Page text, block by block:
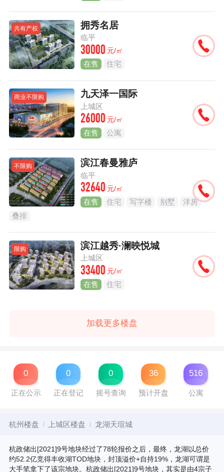
共有产权 拥秀名居
临平
30000 元/㎡
在售 住宅
商业不限购 九天泽一国际
上城区
26000 元/㎡
在售 公寓
不限购 滨江春曼雅庐
临平
32640 元/㎡
在售 住宅 写字楼 别墅
洋房
叠排
限购 滨江越秀·澜映悦城
上城区
33400 元/㎡
在售 住宅
加载更多楼盘
0
正在公示
0
正在登记
0
摇号查询
36
预计开盘
516
公寓
杭州楼盘 上城区楼盘 龙湖天瑄城
杭政储出[2021]9号地块经过了78轮报价之后，最终，龙湖以总价
约52.2亿竞得丰收湖TOD地块，封顶溢价+自持19%，龙湖可谓是
大手笔拿下了该宗地块。杭政储出[2021]9号地块，其实是由4宗子